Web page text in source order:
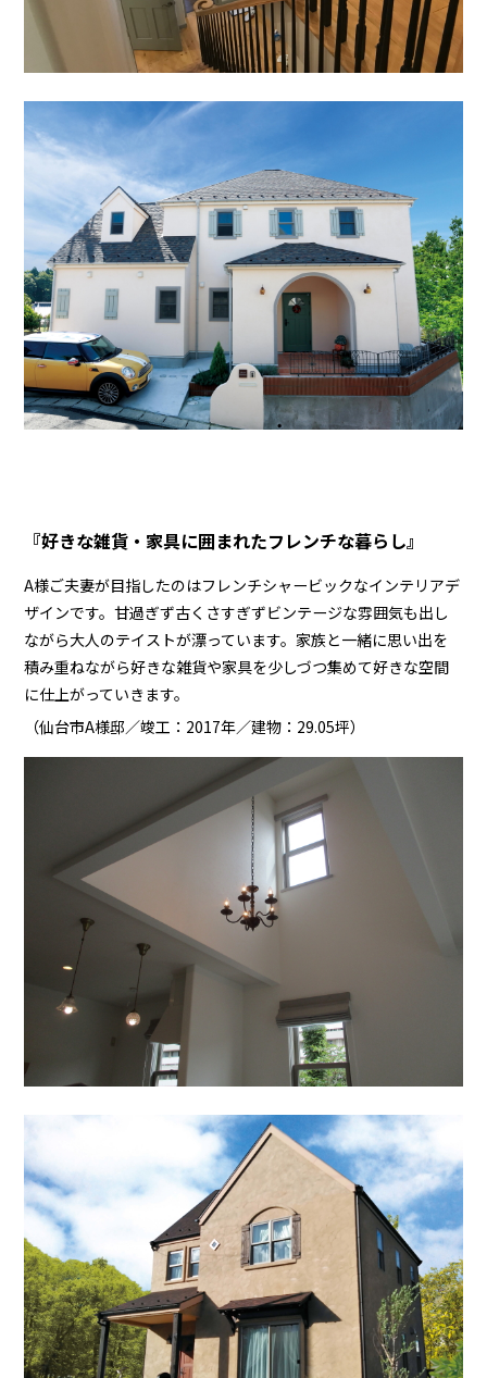
『好きな雑貨・家具に囲まれたフレンチな暮らし』
A様ご夫妻が目指したのはフレンチシャービックなインテリアデ
ザインです。甘過ぎず古くさすぎずビンテージな雰囲気も出し
ながら大人のテイストが漂っています。家族と一緒に思い出を
積み重ねながら好きな雑貨や家具を少しづつ集めて好きな空間
に仕上がっていきます。
（仙台市A様邸／竣工：2017年／建物：29.05坪）